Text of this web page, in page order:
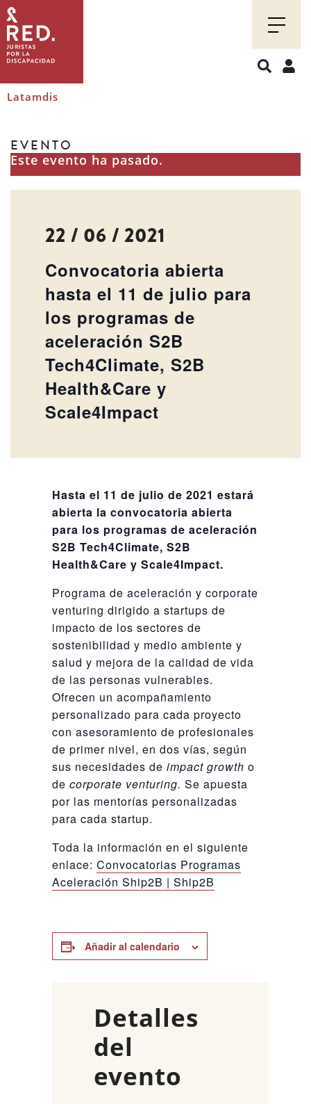
Juristas
por
la
discapacidad
Latamdis
EVENTO
Este evento ha pasado.
22 / 06 / 2021
Convocatoria abierta
hasta el 11 de julio para
los programas de
aceleración S2B
Tech4Climate, S2B
Health&Care y
Scale4Impact
Hasta el 11 de julio de 2021 estará
abierta la convocatoria abierta
para los programas de aceleración
S2B Tech4Climate, S2B
Health&Care y Scale4Impact.
Programa de aceleración y corporate
venturing dirigido a startups de
impacto de los sectores de
sostenibilidad y medio ambiente y
salud y mejora de la calidad de vida
de las personas vulnerables.
Ofrecen un acompañamiento
personalizado para cada proyecto
con asesoramiento de profesionales
de primer nivel, en dos vías, según
sus necesidades de impact growth o
de corporate venturing. Se apuesta
por las mentorías personalizadas
para cada startup.
Toda la información en el siguiente
enlace: Convocatorias Programas
Aceleración Ship2B | Ship2B
Añadir al calendario
Detalles
del
evento